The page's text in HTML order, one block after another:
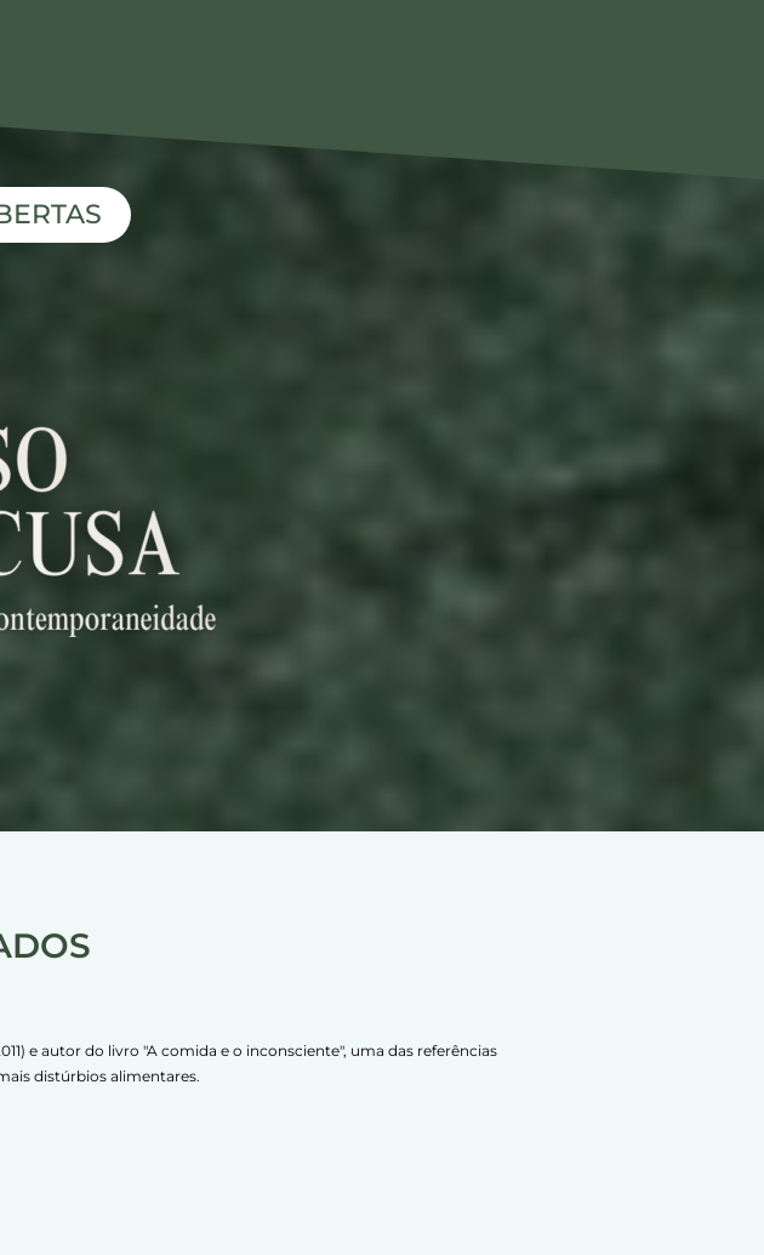
e autor do livro "A comida e o inconsciente", uma das referências
distúrbios alimentares.